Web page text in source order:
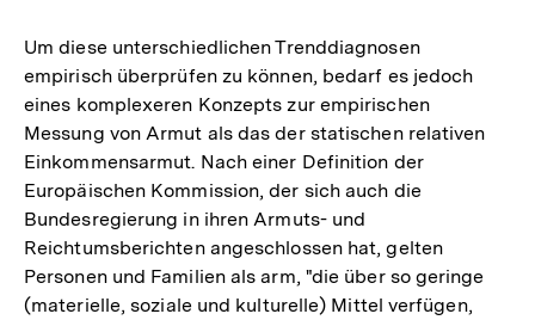
Um diese unterschiedlichen Trenddiagnosen
empirisch überprüfen zu können, bedarf es jedoch
eines komplexeren Konzepts zur empirischen
Messung von Armut als das der statischen relativen
Einkommensarmut. Nach einer Definition der
Europäischen Kommission, der sich auch die
Bundesregierung in ihren Armuts- und
Reichtumsberichten angeschlossen hat, gelten
Personen und Familien als arm, "die über so geringe
(materielle, soziale und kulturelle) Mittel verfügen,